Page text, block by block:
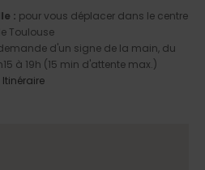
: pour vous déplacer dans le centre
Toulouse
d'un signe de la main, du
à 19h (15 min d'attente max.)
Itinéraire